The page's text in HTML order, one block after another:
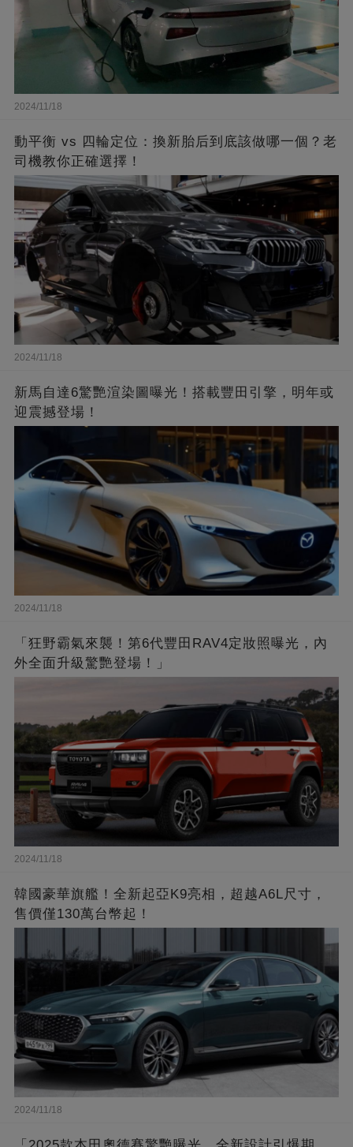
2024/11/18
動平衡 vs 四輪定位：換新胎后到底該做哪一個？老
司機教你正確選擇！
2024/11/18
新馬自達6驚艷渲染圖曝光！搭載豐田引擎，明年或
迎震撼登場！
2024/11/18
「狂野霸氣來襲！第6代豐田RAV4定妝照曝光，內
外全面升級驚艷登場！」
2024/11/18
韓國豪華旗艦！全新起亞K9亮相，超越A6L尺寸，
售價僅130萬台幣起！
2024/11/18